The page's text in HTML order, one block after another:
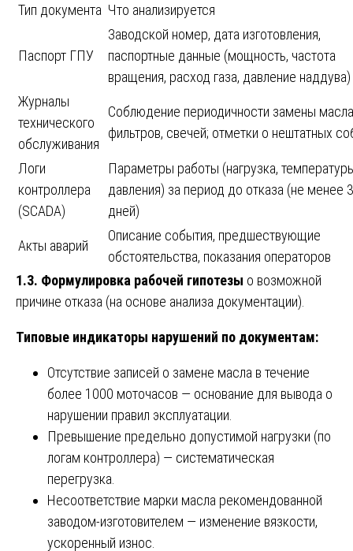
Тип документа Что анализируется
Паспорт ГПУ
Заводской номер, дата изготовления,
паспортные данные (мощность, частота
вращения, расход газа, давление наддува)
Журналы
технического
обслуживания
Соблюдение периодичности замены
фильтров, свечей; отметки о нештатных
Логи
контроллера
(SCADA)
Параметры работы (нагрузка,
давления) за период до отказа (не менее
дней)
Акты аварий
Описание события, предшествующие
обстоятельства, показания операторов
1.3. Формулировка рабочей гипотезы о возможной
причине отказа (на основе анализа документации).
Типовые индикаторы нарушений по документам:
Отсутствие записей о замене масла в течение
более 1000 моточасов — основание для вывода о
нарушении правил эксплуатации.
Превышение предельно допустимой нагрузки (по
логам контроллера) — систематическая
перегрузка.
Несоответствие марки масла рекомендованной
заводом-изготовителем — изменение вязкости,
ускоренный износ.